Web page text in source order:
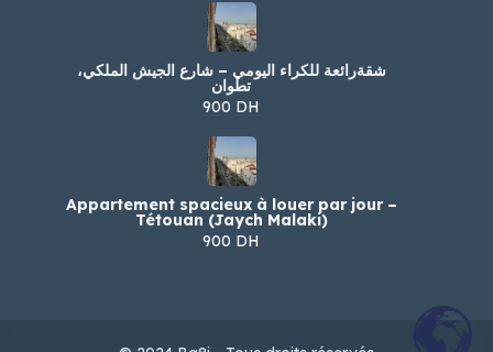
شقةرائعة للكراء اليومي – شارع الجيش الملكي،
تطوان
900 DH
Appartement spacieux à louer par jour –
Tétouan (Jaych Malaki)
900 DH